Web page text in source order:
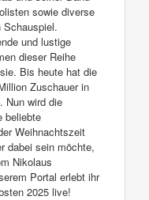
sowie diverse
Schauspiel.
und lustige
dieser Reihe
Bis heute hat die
Zuschauer in
Nun wird die
beliebte
Weihnachtszeit
dabei sein möchte,
Nikolaus
Portal erlebt ihr
2025 live!